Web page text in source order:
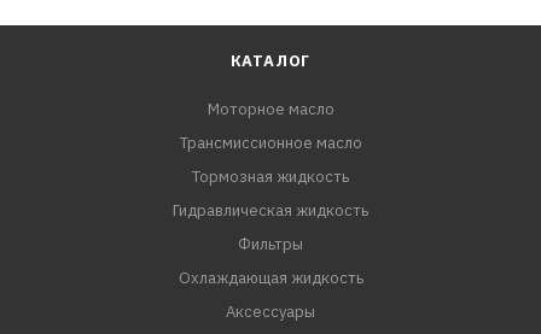
КАТАЛОГ
Моторное масло
Трансмиссионное масло
Тормозная жидкость
Гидравлическая жидкость
Фильтры
Охлаждающая жидкость
Аксессуары